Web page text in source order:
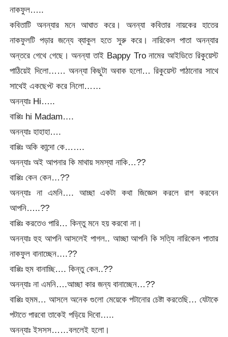
নাকফুল…..
কবিতাটি অনন্যার মনে আঘাত করে। অনন্যা কবিতার নায়কের হাতের
নাকফুলটি পড়ার জন্যে ব্যাকুল হতে সুরু করে। নারিকেল পাতা অনন্যার
অন্তরে গেথে গেছে। অনন্যা তাই Bappy Tro নামের আইডিতে রিকুয়েস্ট
পাঠিয়েই দিলো…… অনন্যা কিছুটা অবাক হলো… রিকুয়েস্ট পাঠানোর সাথে
সাথেই একছেপ্ট করে নিলো……
অনন্যাঃ Hi…..
বাপ্পিঃ hi Madam….
অনন্যাঃ হাহাহা….
বাপ্পিঃ অকি কান্দো কে…….
অনন্যাঃ অই আপনার কি মাথায় সমস্যা নাকি…??
বাপ্পিঃ কেন কেন…??
অনন্যাঃ না এমনি…. আচ্ছা একটা কথা জিজ্ঞেস করলে রাগ করবেন
আপনি…..??
বাপ্পিঃ করতেও পারি… কিন্তু মনে হয় করবো না।
অনন্যাঃ হুহ আপনি আসলেই পাগল.. আচ্ছা আপনি কি সত্যি নারিকেল পাতার
নাকফুল বানাচ্ছেন….??
বাপ্পিঃ হুম বানাচ্ছি…. কিন্তু কেন..??
অনন্যাঃ না এমনি….আচ্ছা কার জন্য বানাচ্ছেন…??
বাপ্পিঃ হুমম… আসলে অনেক গুলো মেয়েকে পটানোর চেষ্টা করতেছি… যেটাকে
পটাতে পারবো তাকেই পড়িয়ে দিবো…..
অনন্যাঃ ইসসস……বললেই হলো।